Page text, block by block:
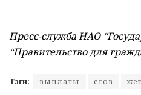
Пресс-служба НАО
“Правительство для
Тэги: выплаты егов